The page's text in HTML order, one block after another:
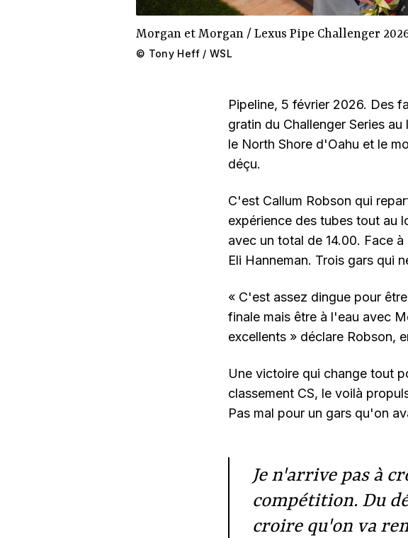
Morgan et Morgan / Lexus Pipe Challenger
© Tony Heff / WSL
Pipeline, 5 février 2026. Des
gratin du Challenger Series
le North Shore d'Oahu et le
déçu.
C'est Callum Robson qui
expérience des tubes tout au
avec un total de 14.00. Face
Eli Hanneman. Trois gars qui
« C'est assez dingue pour
finale mais être à l'eau avec
excellents » déclare Robson,
Une victoire qui change tout
classement CS, le voilà
Pas mal pour un gars qu'on
Je n'arrive pas à
compétition. Du
croire qu'on va